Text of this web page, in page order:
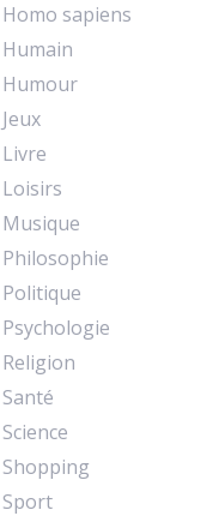
Homo sapiens
Humain
Humour
Jeux
Livre
Loisirs
Musique
Philosophie
Politique
Psychologie
Religion
Santé
Science
Shopping
Sport